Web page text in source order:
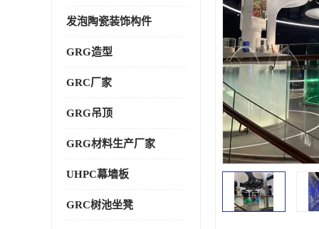
发泡陶瓷装饰构件
GRG造型
GRC厂家
GRG吊顶
GRG材料生产厂家
UHPC幕墙板
GRC树池坐凳